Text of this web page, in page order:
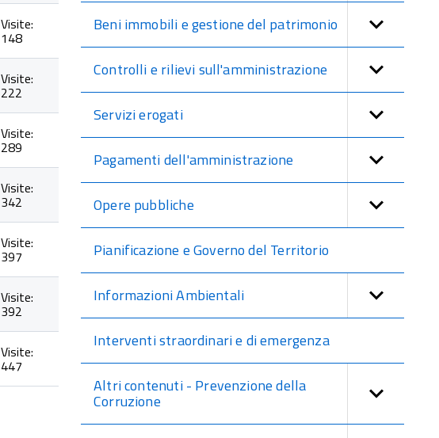
Visite:
148
Visite:
222
Visite:
289
Visite:
342
Visite:
397
Visite:
392
Visite:
447
Beni immobili e gestione del patrimonio
Controlli e rilievi sull'amministrazione
Servizi erogati
Pagamenti dell'amministrazione
Opere pubbliche
Pianificazione e Governo del Territorio
Informazioni Ambientali
Interventi straordinari e di emergenza
Altri contenuti - Prevenzione della
Corruzione